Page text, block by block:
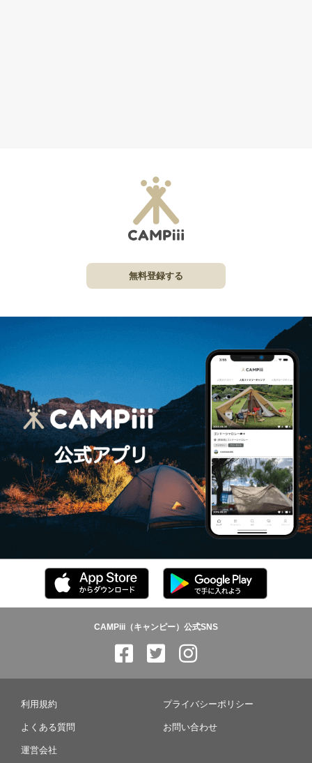
無料登録する
CAMPiii（キャンピー）公式SNS
利用規約 プライバシーポリシー
よくある質問 お問い合わせ
運営会社